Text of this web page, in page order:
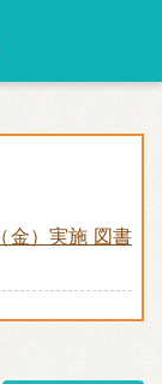
金）実施 図書